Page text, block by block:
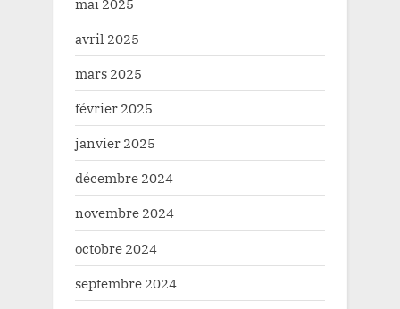
avril 2025
mars 2025
février 2025
janvier 2025
décembre 2024
novembre 2024
octobre 2024
septembre 2024